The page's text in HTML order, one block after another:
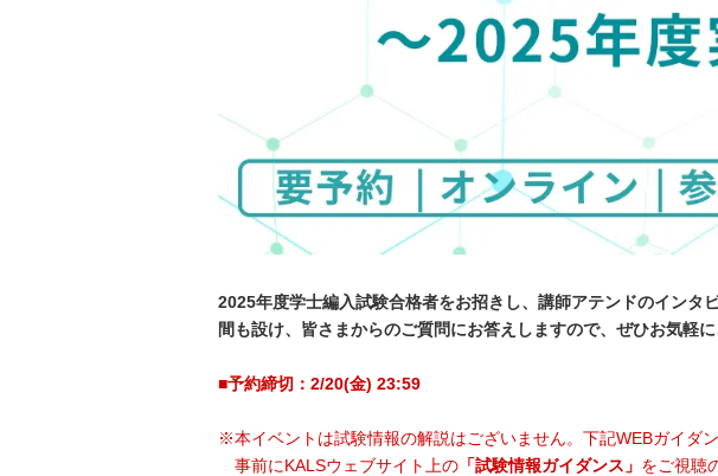
2025年度学士編入試験合格者をお招きし、講師アテンドのインタ
間も設け、皆さまからのご質問にお答えしますので、ぜひお気軽に
■予約締切：2/20(金) 23:59
※本イベントは試験情報の解説はございません。下記WEBガイダ
事前にKALSウェブサイト上の 「試験情報ガイダンス」 をご視聴